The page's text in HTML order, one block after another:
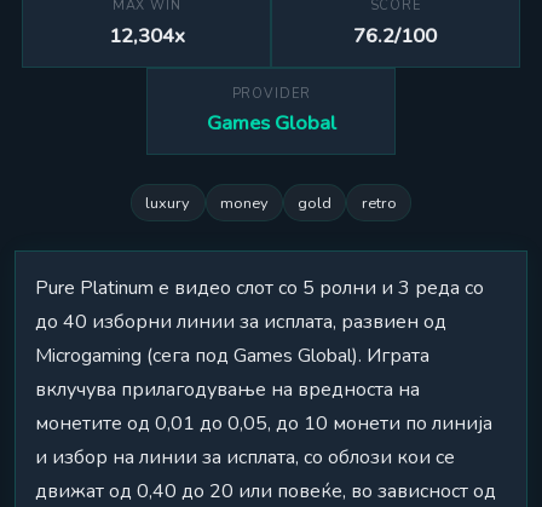
MAX WIN
12,304x
SCORE
76.2/100
PROVIDER
Games Global
luxury money gold retro
Pure Platinum е видео слот со 5 ролни и 3 реда со
до 40 изборни линии за исплата, развиен од
Microgaming (сега под Games Global). Играта
вклучува прилагодување на вредноста на
монетите од 0,01 до 0,05, до 10 монети по линија
и избор на линии за исплата, со облози кои се
движат од 0,40 до 20 или повеќе, во зависност од